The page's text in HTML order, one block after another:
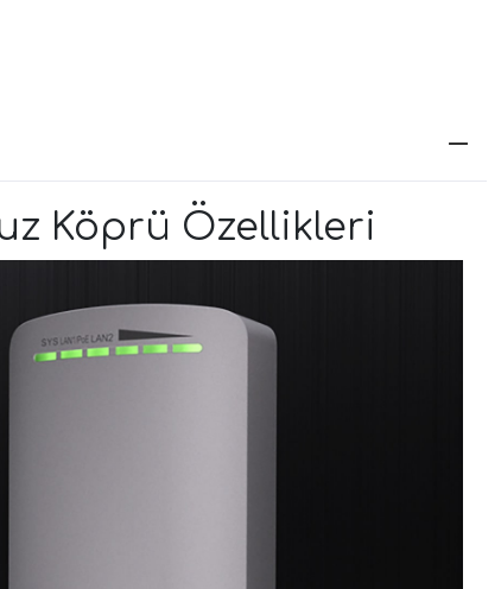
Köprü Özellikleri